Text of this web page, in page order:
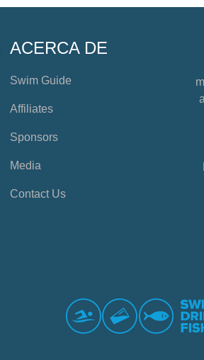
ACERCA DE
Swim Guide
Affiliates
Sponsors
Media
Contact Us